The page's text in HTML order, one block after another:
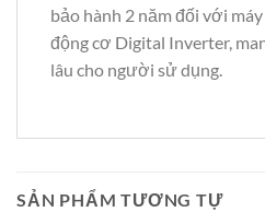
bảo hành 2 năm đối với
động cơ Digital Inverter,
lâu cho người sử dụng.
SẢN PHẨM TƯƠNG TỰ